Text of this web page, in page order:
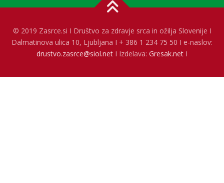
© 2019 Zasrce.si I Društvo za zdravje srca in ožilja Slovenije I
Dalmatinova ulica 10, Ljubljana I + 386 1 234 75 50 I e-naslov:
drustvo.zasrce@siol.net I Izdelava: Gresak.net I